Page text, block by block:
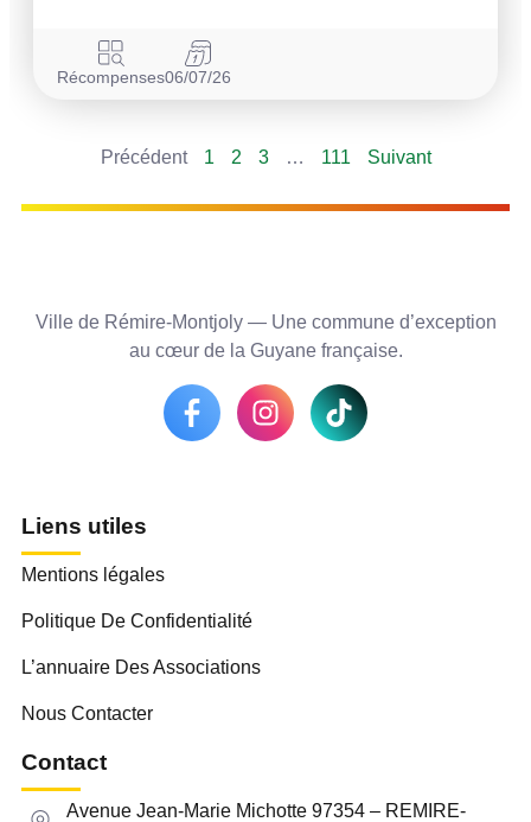
Récompenses06/07/26
Précédent 1 2 3 … 111 Suivant
Ville de Rémire-Montjoly — Une commune d’exception
au cœur de la Guyane française.
Liens utiles
Mentions légales
Politique De Confidentialité
L’annuaire Des Associations
Nous Contacter
Contact
Avenue Jean-Marie Michotte 97354 – REMIRE-